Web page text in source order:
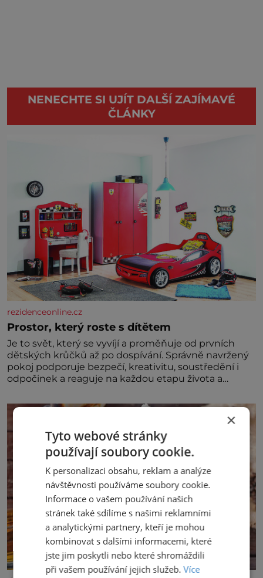
NENECHTE SI UJÍT DALŠÍ ZAJÍMAVÉ
ČLÁNKY
rezidenceonline.cz
Prostor, který roste s dítětem
Je to svět, který se vyvíjí a proměňuje od prvních
dětských krůčků až po dospívání. Správně navržený
pokoj podporuje bezpečí, kreativitu, soustředění i
odpočinek a reaguje na každou etapu života a
jednoduchost, měkkost a bezpečí, proto by pokoj
miminka měl působit především klidně a útulně.
×
Tyto webové stránky
používají soubory cookie.
K personalizaci obsahu, reklam a analýze
návštěvnosti používáme soubory cookie.
Informace o vašem používání našich
stránek také sdílíme s našimi reklamními
a analytickými partnery, kteří je mohou
kombinovat s dalšími informacemi, které
jste jim poskytli nebo které shromáždili
při vašem používání jejich služeb.Více